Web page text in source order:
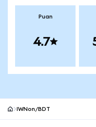
Puan
4.7
IWNon/BDT